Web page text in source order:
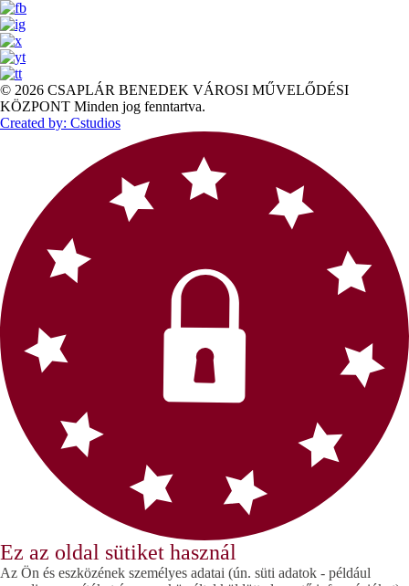
© 2026 CSAPLÁR BENEDEK VÁROSI MŰVELŐDÉSI
KÖZPONT Minden jog fenntartva.
Created by: Cstudios
Ez az oldal sütiket használ
Az Ön és eszközének személyes adatai (ún. süti adatok - például